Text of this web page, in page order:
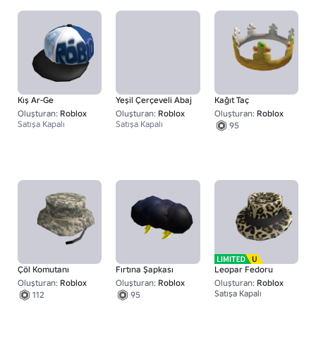
Kış Ar-Ge
Oluşturan: Roblox
Satışa Kapalı
Yeşil Çerçeveli Abaj
Oluşturan: Roblox
Satışa Kapalı
Kağıt Taç
Oluşturan: Roblox
95
Çöl Komutanı
Oluşturan: Roblox
112
Fırtına Şapkası
Oluşturan: Roblox
95
Leopar Fedoru
Oluşturan: Roblox
Satışa Kapalı